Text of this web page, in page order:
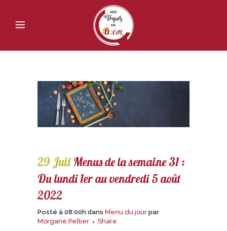
29 JuilMenus de la semaine 31 :
Du lundi 1er au vendredi 5 août
2022
Posté à 08:00h dans Menu du jour par
Morgane Peltier
Share